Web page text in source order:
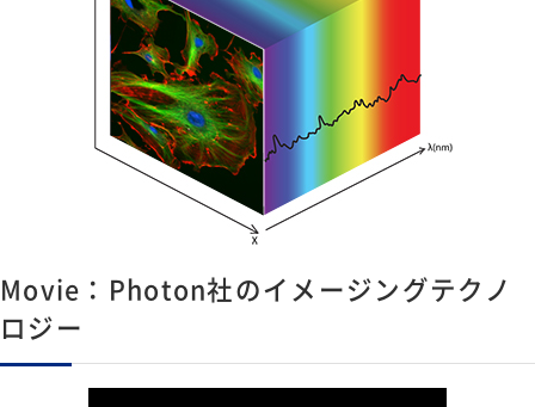
Movie：Photon社のイメージングテクノ
ロジー